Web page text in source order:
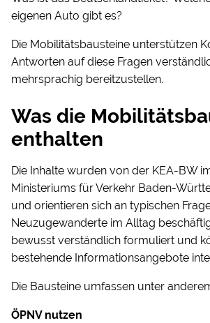
eigenen Auto gibt es?
Die Mobilitätsbausteine unterstützen
Antworten auf diese Fragen
mehrsprachig bereitzustellen.
Was die
enthalten
Die Inhalte wurden von der KEA-BW
Ministeriums für Verkehr Baden-
und orientieren sich an typischen
Neuzugewanderte im Alltag
bewusst verständlich formuliert und
bestehende Informationsangebote
Die Bausteine umfassen unter
ÖPNV nutzen